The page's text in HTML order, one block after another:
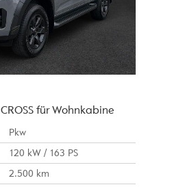
für Wohnkabine
Pkw
120 kW / 163 PS
2.500 km